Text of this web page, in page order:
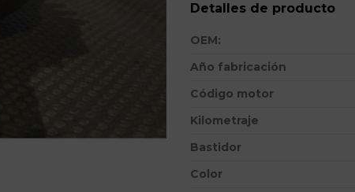
Detalles de producto
OEM:
Año fabricación
Código motor
Kilometraje
Bastidor
Color